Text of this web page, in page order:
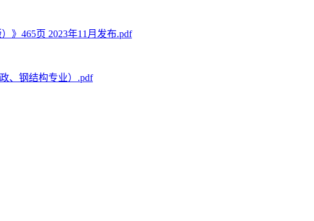
》465页 2023年11月发布.pdf
、钢结构专业）.pdf